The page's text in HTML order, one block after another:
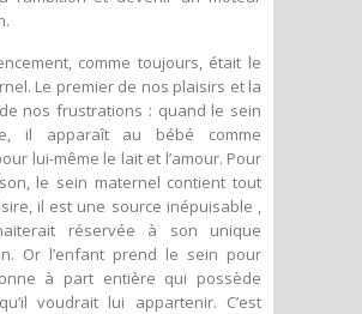
comme toujours, était le
Le premier de nos plaisirs et la
nos frustrations : quand le sein
il apparaît au bébé comme
lui-même le lait et l’amour. Pour
le sein maternel contient tout
il est une source inépuisable ,
réservée à son unique
Or l’enfant prend le sein pour
à part entière qui possède
voudrait lui appartenir. C’est